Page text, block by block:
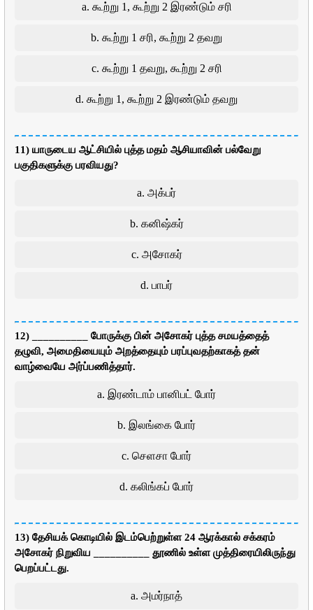
a. கூற்று 1, கூற்று 2 இரண்டும் சரி
b. கூற்று 1 சரி, கூற்று 2 தவறு
c. கூற்று 1 தவறு, கூற்று 2 சரி
d. கூற்று 1, கூற்று 2 இரண்டும் தவறு
11) யாருடைய ஆட்சியில் புத்த மதம் ஆசியாவின் பல்வேறு
பகுதிகளுக்கு பரவியது?
a. அக்பர்
b. கனிஷ்கர்
c. அசோகர்
d. பாபர்
12) __________ போருக்கு பின் அசோகர் புத்த சமயத்தைத்
தழுவி, அமைதியையும் அறத்தையும் பரப்புவதற்காகத் தன்
வாழ்வையே அர்ப்பணித்தார்.
a. இரண்டாம் பானிபட் போர்
b. இலங்கை போர்
c. செளசா போர்
d. கலிங்கப் போர்
13) தேசியக் கொடியில் இடம்பெற்றுள்ள 24 ஆரக்கால் சக்கரம்
அசோகர் நிறுவிய __________ தூணில் உள்ள முத்திரையிலிருந்து
பெறப்பட்டது.
a. அமர்நாத்